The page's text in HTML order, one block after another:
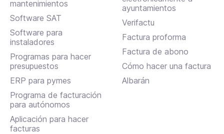
mantenimientos
Software SAT
Software para
instaladores
Programas para hacer
presupuestos
ERP para pymes
Programa de facturación
para autónomos
Aplicación para hacer
facturas
ayuntamientos
Verifactu
Factura proforma
Factura de abono
Cómo hacer una factura
Albarán